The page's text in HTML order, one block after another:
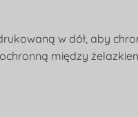
w dół, aby
między